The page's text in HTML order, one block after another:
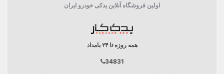
100هزار کیلومتر
مظروف پلاستیکی
رادیاتور و خنک کننده
اولین فروشگاه آنلاین یدکی خودرو ایران
همه روزه تا ۲۴ بامداد
34831